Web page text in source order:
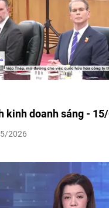
kinh doanh sáng -
2026